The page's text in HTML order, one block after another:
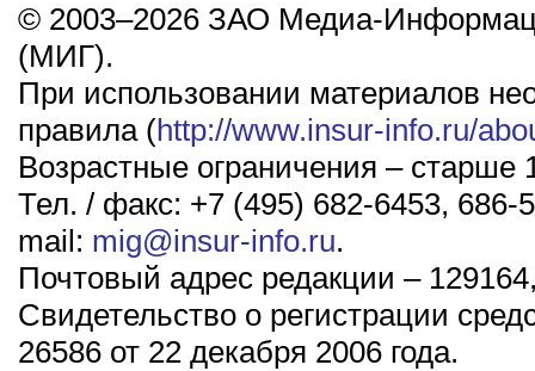
© 2003–2026 ЗАО Медиа-
(МИГ).
При использовании материалов
правила (http://www.insur-info.ru/
Возрастные ограничения – старше
Тел. / факс: +7 (495) 682-6453, 686-
mail: mig@insur-info.ru.
Почтовый адрес редакции –
Свидетельство о регистрации
26586 от 22 декабря 2006 года.